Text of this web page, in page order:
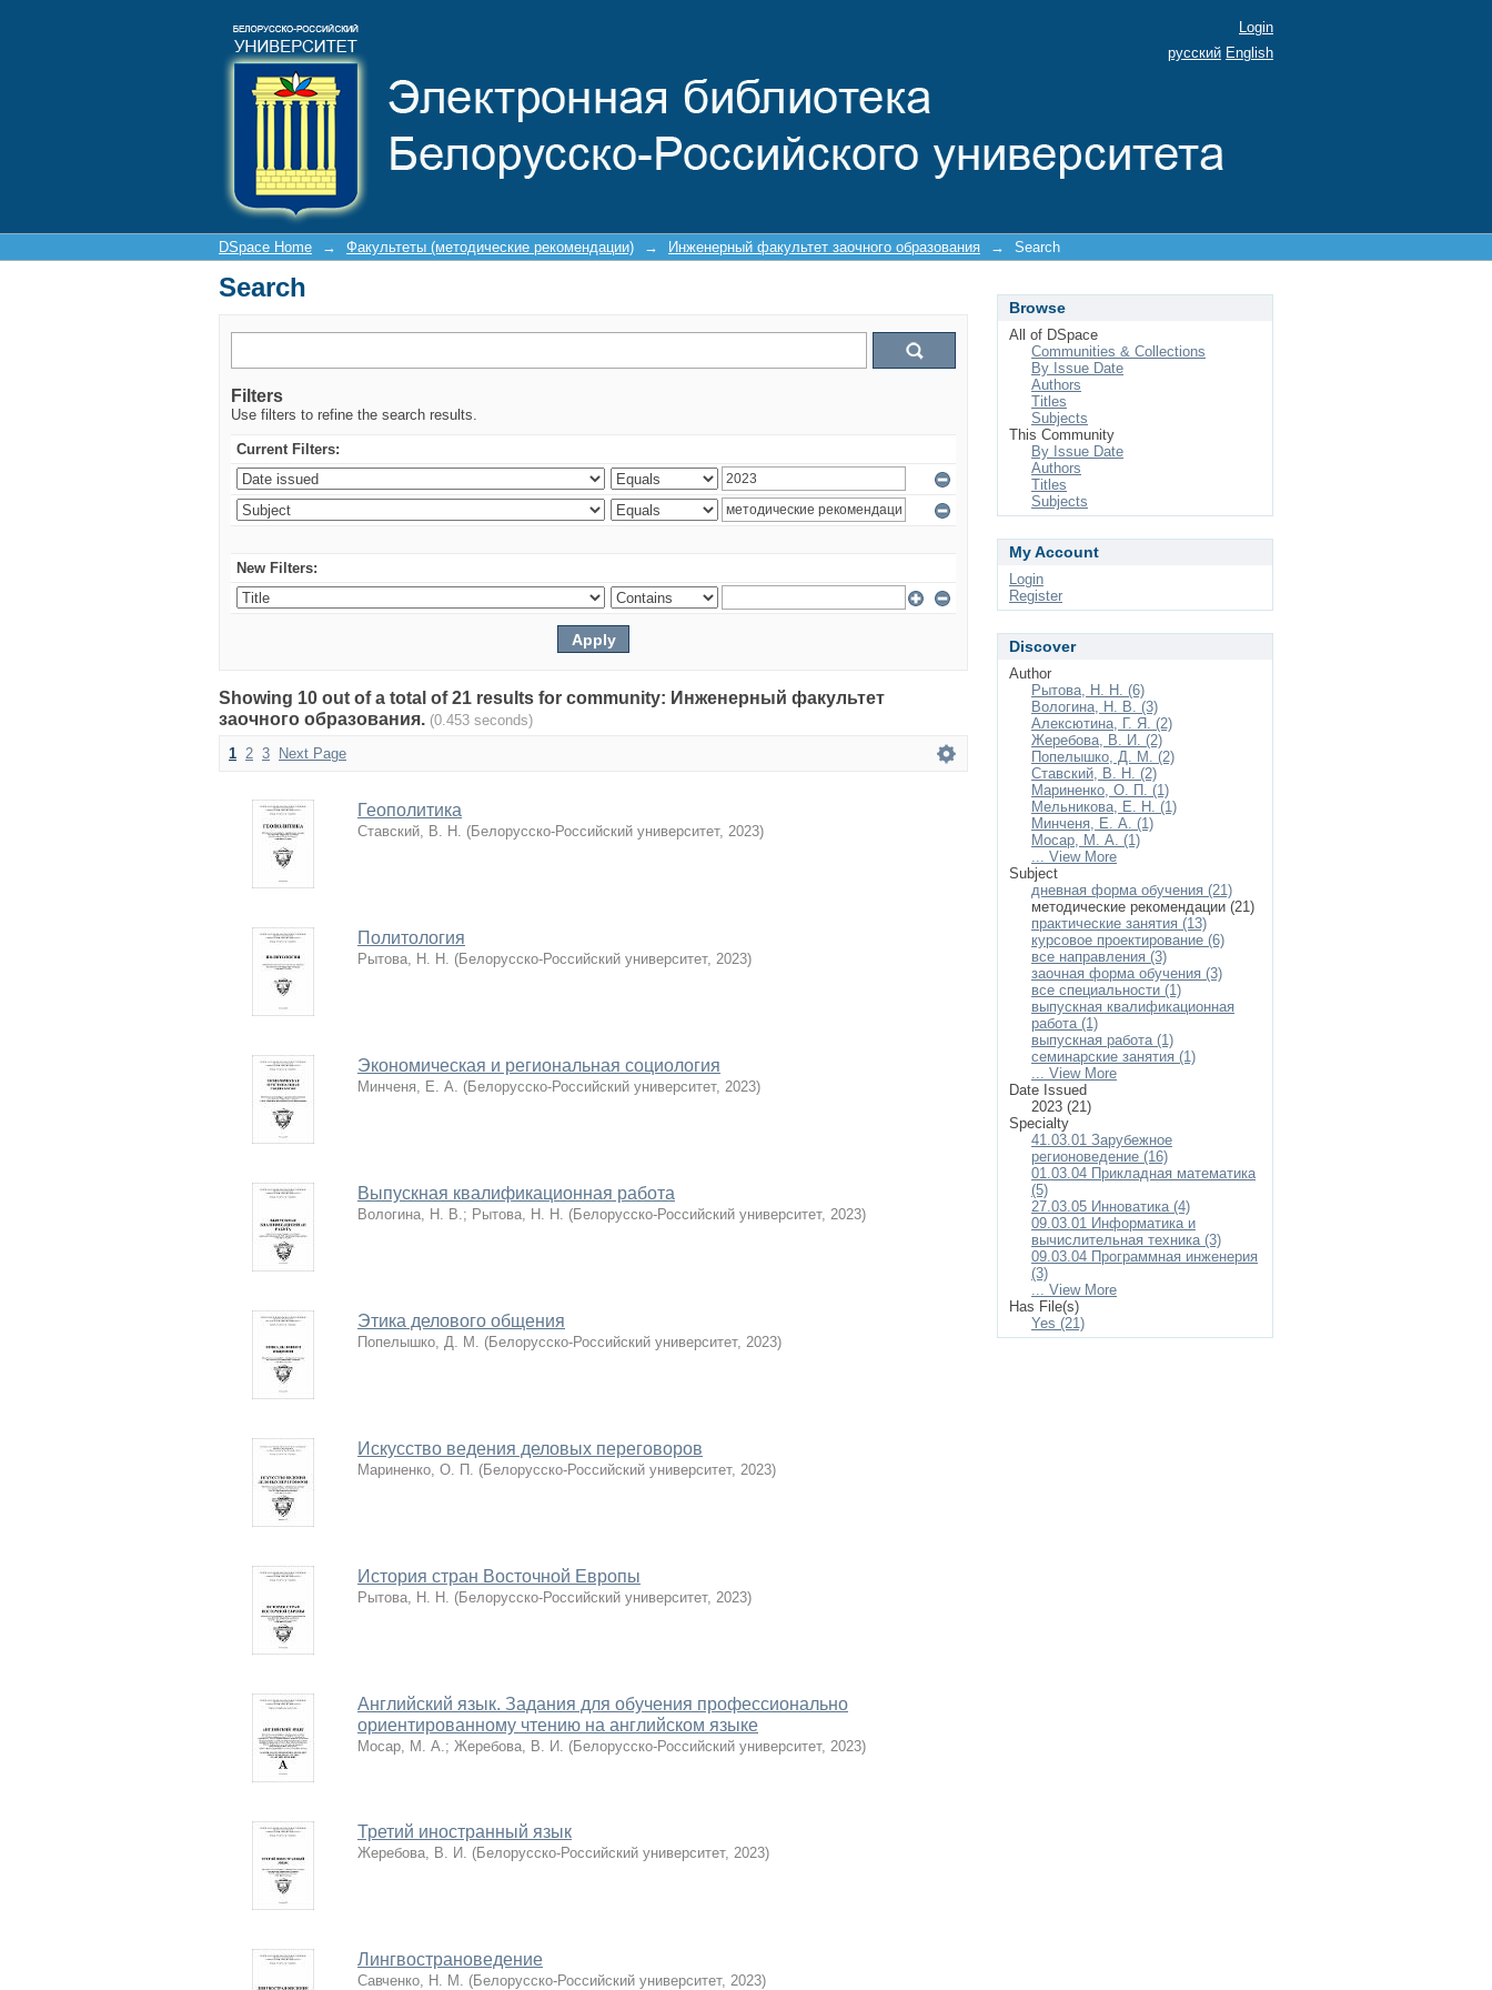
Login
русский English
DSpace Home → Факультеты (методические рекомендации) → Инженерный факультет заочного образования → Search
Search
Filters
Use filters to refine the search results.
Current Filters:
New Filters:
Showing 10 out of a total of 21 results for community: Инженерный факультет
заочного образования. (0.453 seconds)
1 2 3 Next Page
Геополитика
Ставский, В. Н. (Белорусско-Российский университет, 2023)
Политология
Рытова, Н. Н. (Белорусско-Российский университет, 2023)
Экономическая и региональная социология
Минченя, Е. А. (Белорусско-Российский университет, 2023)
Выпускная квалификационная работа
Вологина, Н. В.; Рытова, Н. Н. (Белорусско-Российский университет, 2023)
Этика делового общения
Попелышко, Д. М. (Белорусско-Российский университет, 2023)
Искусство ведения деловых переговоров
Мариненко, О. П. (Белорусско-Российский университет, 2023)
История стран Восточной Европы
Рытова, Н. Н. (Белорусско-Российский университет, 2023)
Английский язык. Задания для обучения профессионально
ориентированному чтению на английском языке
Мосар, М. А.; Жеребова, В. И. (Белорусско-Российский университет, 2023)
Третий иностранный язык
Жеребова, В. И. (Белорусско-Российский университет, 2023)
Лингвострановедение
Савченко, Н. М. (Белорусско-Российский университет, 2023)
Browse
All of DSpace
Communities & Collections
By Issue Date
Authors
Titles
Subjects
This Community
By Issue Date
Authors
Titles
Subjects
My Account
Login
Register
Discover
Author
Рытова, Н. Н. (6)
Вологина, Н. В. (3)
Алексютина, Г. Я. (2)
Жеребова, В. И. (2)
Попелышко, Д. М. (2)
Ставский, В. Н. (2)
Мариненко, О. П. (1)
Мельникова, Е. Н. (1)
Минченя, Е. А. (1)
Мосар, М. А. (1)
... View More
Subject
дневная форма обучения (21)
методические рекомендации (21)
практические занятия (13)
курсовое проектирование (6)
все направления (3)
заочная форма обучения (3)
все специальности (1)
выпускная квалификационная
работа (1)
выпускная работа (1)
семинарские занятия (1)
... View More
Date Issued
2023 (21)
Specialty
41.03.01 Зарубежное
регионоведение (16)
01.03.04 Прикладная математика
(5)
27.03.05 Инноватика (4)
09.03.01 Информатика и
вычислительная техника (3)
09.03.04 Программная инженерия
(3)
... View More
Has File(s)
Yes (21)